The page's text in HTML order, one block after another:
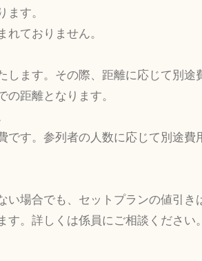
す。
ておりません。
ます。その際、距離に応じて別途
距離となります。
す。参列者の人数に応じて別途
場合でも、セットプランの値引き
す。詳しくは係員にご相談ください